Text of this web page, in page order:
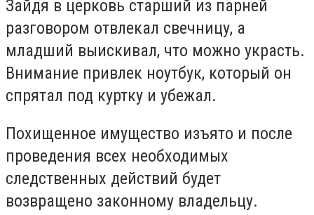
Зайдя в церковь старший из парней
разговором отвлекал свечницу, а
младший выискивал, что можно украсть.
Внимание привлек ноутбук, который он
спрятал под куртку и убежал.
Похищенное имущество изъято и после
проведения всех необходимых
следственных действий будет
возвращено законному владельцу.